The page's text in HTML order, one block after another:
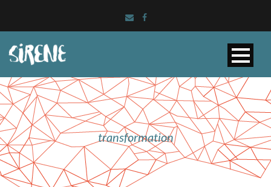
transformation